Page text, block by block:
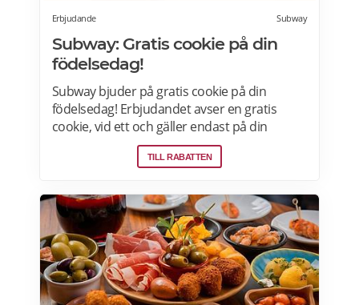
Erbjudande Subway
Subway: Gratis cookie på din
födelsedag!
Subway bjuder på gratis cookie på din
födelsedag! Erbjudandet avser en gratis
cookie, vid ett och gäller endast på din
födelsedag vid ett tillfälle, mot uppvisande av
legitimation, och på utvalda Subway-
TILL RABATTEN